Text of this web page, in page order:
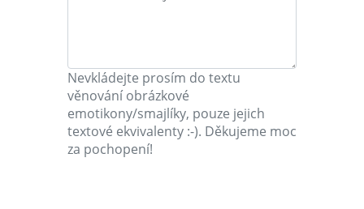
Nevkládejte prosím do textu
věnování obrázkové
emotikony/smajlíky, pouze jejich
textové ekvivalenty :-). Děkujeme moc
za pochopení!